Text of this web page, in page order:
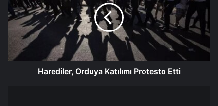
Harediler, Orduya Katılımı Protesto Etti